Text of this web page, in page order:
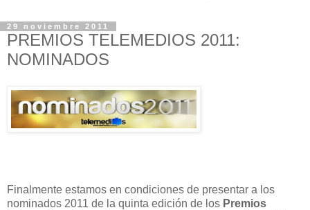
29 noviembre 2011
PREMIOS TELEMEDIOS 2011:
NOMINADOS
Finalmente estamos en condiciones de presentar a los
nominados 2011 de la quinta edición de los Premios